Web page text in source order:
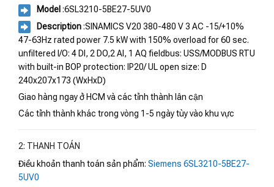
Model :6SL3210-5BE27-5UV0
Description:SINAMICS V20 380-480 V 3 AC -15/+10%
47-63Hz rated power 7.5 kW with 150% overload for 60 sec.
unfiltered I/O: 4 DI, 2 DO,2 AI, 1 AQ fieldbus: USS/MODBUS RTU
with built-in BOP protection: IP20/ UL open size: D
240x207x173 (WxHxD)
Giao hàng ngay ở HCM và các tỉnh thành lân cận
Các tỉnh thành khác trong vòng 1-5 ngày tùy vào khu vực
2: THANH TOÁN
Điều khoản thanh toán sản phẩm: Siemens 6SL3210-5BE27-
5UV0